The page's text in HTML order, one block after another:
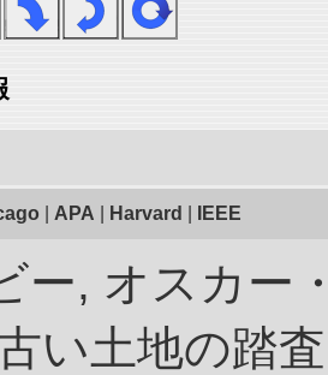
APA Harvard IEEE
ー, オスカー
い土地の踏